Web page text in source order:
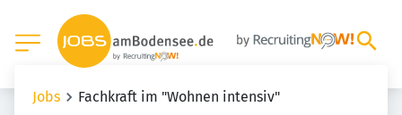
Jobs Fachkraft im "Wohnen intensiv"